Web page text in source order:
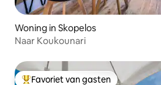
Woning in Skopelos
Naar Koukounari
Favoriet van gasten